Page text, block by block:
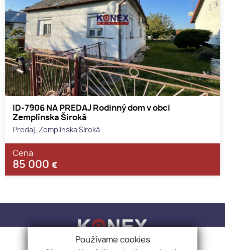
ID-7906 NA PREDAJ Rodinný dom v obci
Zemplínska Široká
Predaj, Zemplínska Široká
Cena
85 000 €
Používame cookies